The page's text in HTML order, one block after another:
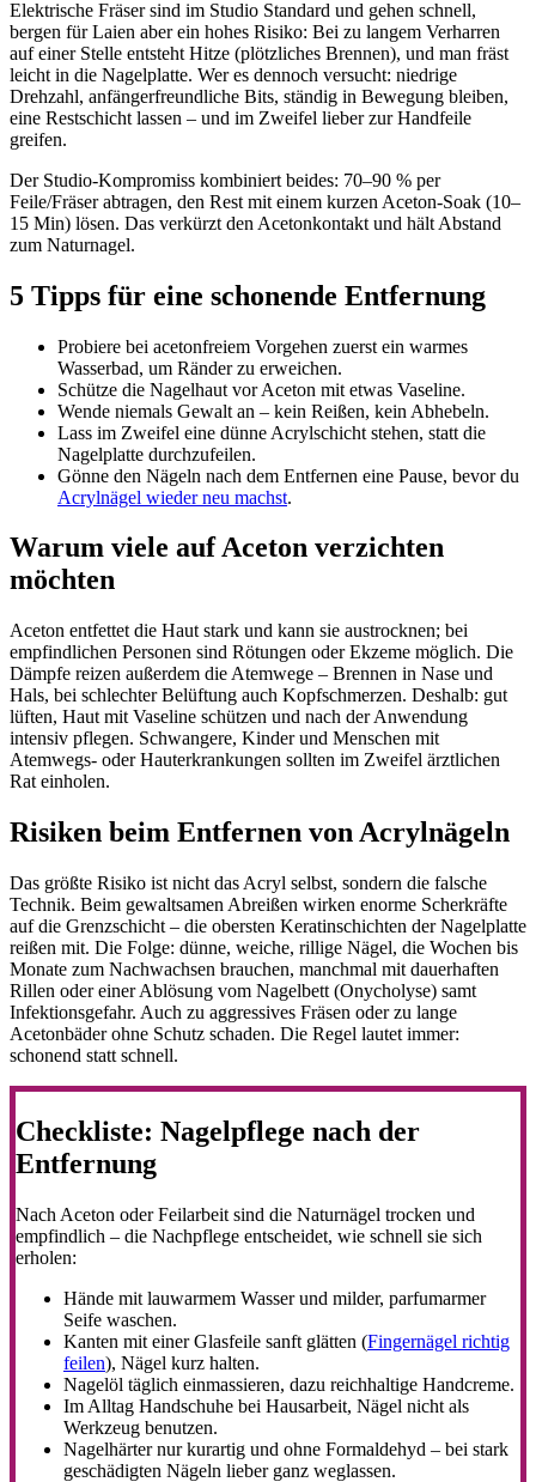
Elektrische Fräser sind im Studio Standard und gehen schnell,
bergen für Laien aber ein hohes Risiko: Bei zu langem Verharren
auf einer Stelle entsteht Hitze (plötzliches Brennen), und man fräst
leicht in die Nagelplatte. Wer es dennoch versucht: niedrige
Drehzahl, anfängerfreundliche Bits, ständig in Bewegung bleiben,
eine Restschicht lassen – und im Zweifel lieber zur Handfeile
greifen.
Der Studio-Kompromiss kombiniert beides: 70–90 % per
Feile/Fräser abtragen, den Rest mit einem kurzen Aceton-Soak (10–
15 Min) lösen. Das verkürzt den Acetonkontakt und hält Abstand
zum Naturnagel.
5 Tipps für eine schonende Entfernung
Probiere bei acetonfreiem Vorgehen zuerst ein warmes
Wasserbad, um Ränder zu erweichen.
Schütze die Nagelhaut vor Aceton mit etwas Vaseline.
Wende niemals Gewalt an – kein Reißen, kein Abhebeln.
Lass im Zweifel eine dünne Acrylschicht stehen, statt die
Nagelplatte durchzufeilen.
Gönne den Nägeln nach dem Entfernen eine Pause, bevor du
Acrylnägel wieder neu machst.
Warum viele auf Aceton verzichten
möchten
Aceton entfettet die Haut stark und kann sie austrocknen; bei
empfindlichen Personen sind Rötungen oder Ekzeme möglich. Die
Dämpfe reizen außerdem die Atemwege – Brennen in Nase und
Hals, bei schlechter Belüftung auch Kopfschmerzen. Deshalb: gut
lüften, Haut mit Vaseline schützen und nach der Anwendung
intensiv pflegen. Schwangere, Kinder und Menschen mit
Atemwegs- oder Hauterkrankungen sollten im Zweifel ärztlichen
Rat einholen.
Risiken beim Entfernen von Acrylnägeln
Das größte Risiko ist nicht das Acryl selbst, sondern die falsche
Technik. Beim gewaltsamen Abreißen wirken enorme Scherkräfte
auf die Grenzschicht – die obersten Keratinschichten der Nagelplatte
reißen mit. Die Folge: dünne, weiche, rillige Nägel, die Wochen bis
Monate zum Nachwachsen brauchen, manchmal mit dauerhaften
Rillen oder einer Ablösung vom Nagelbett (Onycholyse) samt
Infektionsgefahr. Auch zu aggressives Fräsen oder zu lange
Acetonbäder ohne Schutz schaden. Die Regel lautet immer:
schonend statt schnell.
Checkliste: Nagelpflege nach der
Entfernung
Nach Aceton oder Feilarbeit sind die Naturnägel trocken und
empfindlich – die Nachpflege entscheidet, wie schnell sie sich
erholen:
Hände mit lauwarmem Wasser und milder, parfumarmer
Seife waschen.
Kanten mit einer Glasfeile sanft glätten (Fingernägel richtig
feilen), Nägel kurz halten.
Nagelöl täglich einmassieren, dazu reichhaltige Handcreme.
Im Alltag Handschuhe bei Hausarbeit, Nägel nicht als
Werkzeug benutzen.
Nagelhärter nur kurartig und ohne Formaldehyd – bei stark
geschädigten Nägeln lieber ganz weglassen.